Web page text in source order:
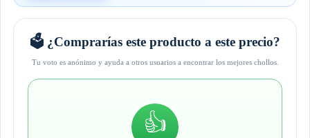
🗳️ ¿Comprarías este producto a este precio?
Tu voto es anónimo y ayuda a otros usuarios a encontrar los mejores chollos.
👍